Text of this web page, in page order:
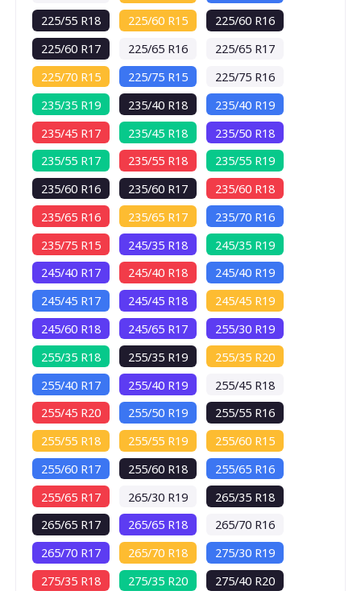
C
70db
225/55 R18
225/60 R15
225/60 R16
225/60 R17
225/65 R16
225/65 R17
225/70 R15
225/75 R15
225/75 R16
235/35 R19
235/40 R18
235/40 R19
235/45 R17
235/45 R18
235/50 R18
235/55 R17
235/55 R18
235/55 R19
235/60 R16
235/60 R17
235/60 R18
235/65 R16
235/65 R17
235/70 R16
235/75 R15
245/35 R18
245/35 R19
245/40 R17
245/40 R18
245/40 R19
245/45 R17
245/45 R18
245/45 R19
245/60 R18
245/65 R17
255/30 R19
255/35 R18
255/35 R19
255/35 R20
255/40 R17
255/40 R19
255/45 R18
255/45 R20
255/50 R19
255/55 R16
255/55 R18
255/55 R19
255/60 R15
255/60 R17
255/60 R18
255/65 R16
255/65 R17
265/30 R19
265/35 R18
265/65 R17
265/65 R18
265/70 R16
265/70 R17
265/70 R18
275/30 R19
275/35 R18
275/35 R20
275/40 R20